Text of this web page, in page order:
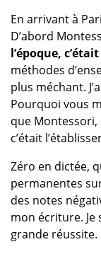
En arrivant à
D’abord
l’époque,
méthodes
plus méchant.
Pourquoi vous
que Montessori,
c’était
Zéro en dictée,
permanentes
des notes
mon écriture. Je
grande réussite.